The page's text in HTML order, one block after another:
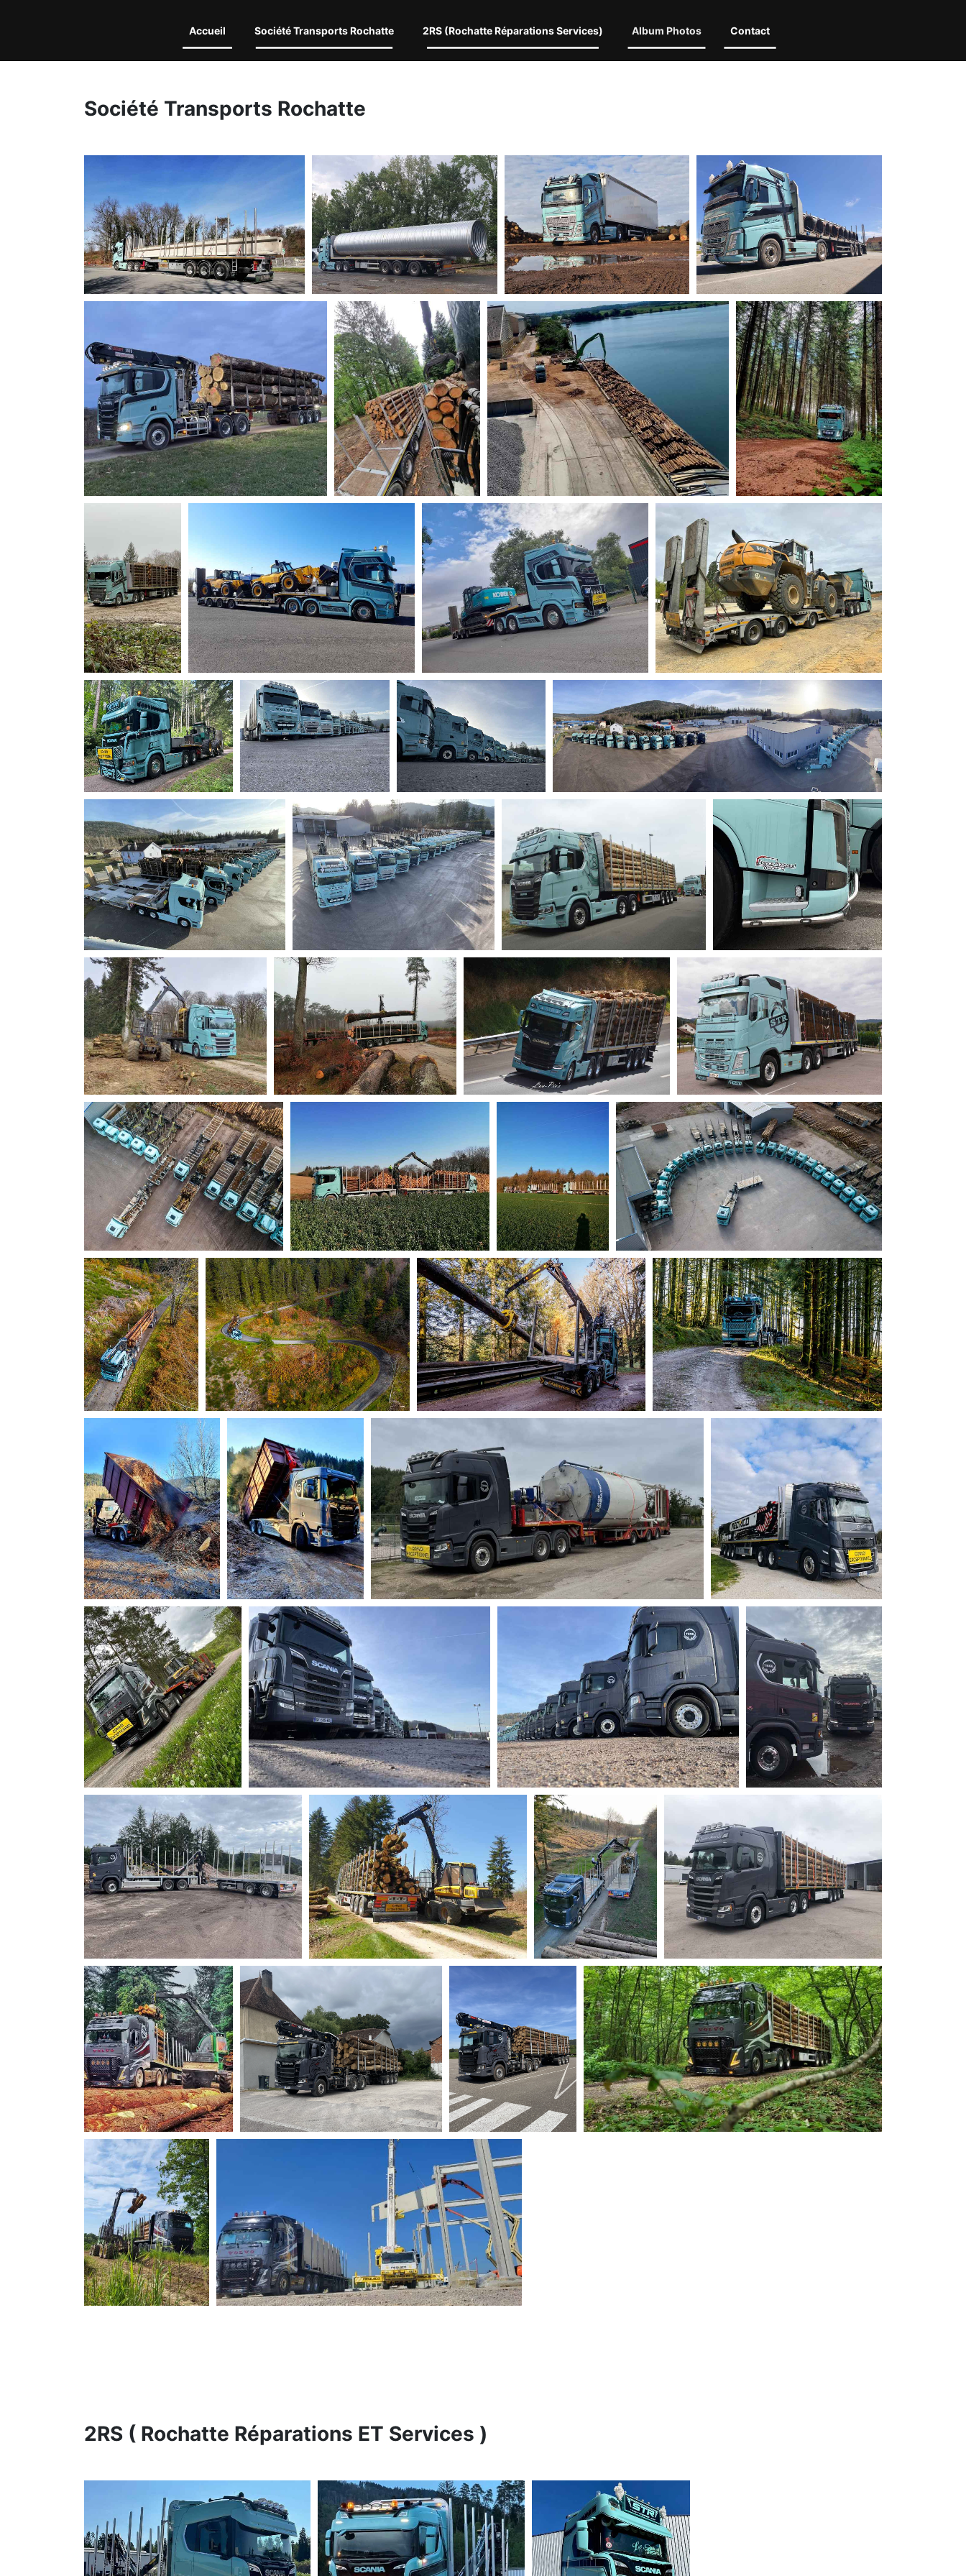
Accueil Société Transports Rochatte 2RS (Rochatte Réparations Services) Album Photos Contact
Société Transports Rochatte
2RS ( Rochatte Réparations ET Services )